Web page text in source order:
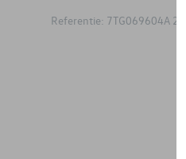
Referentie: 7TG069604A 287